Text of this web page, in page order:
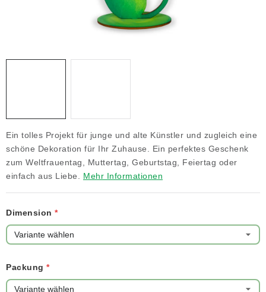
Ein tolles Projekt für junge und alte Künstler und zugleich eine
schöne Dekoration für Ihr Zuhause. Ein perfektes Geschenk
zum Weltfrauentag, Muttertag, Geburtstag, Feiertag oder
einfach aus Liebe.
Mehr Informationen
Dimension
Packung